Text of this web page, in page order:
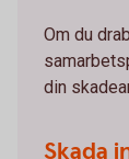
Om du
din
Skada